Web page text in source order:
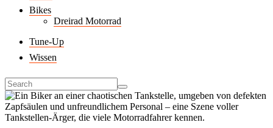
Bikes
Dreirad Motorrad
Tune-Up
Wissen